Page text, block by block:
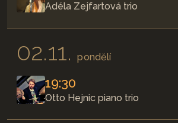
Adéla Zejfartová trio
02.11.pondělí
19:30
Otto Hejnic piano trio